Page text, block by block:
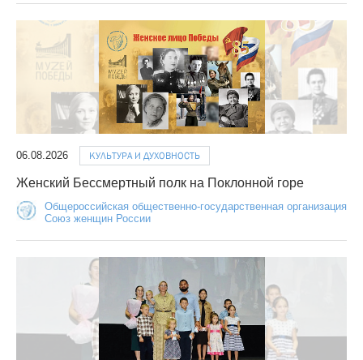
06.08.2026 КУЛЬТУРА И ДУХОВНОСТЬ
Женский Бессмертный полк на Поклонной горе
Общероссийская общественно-государственная организация
Союз женщин России